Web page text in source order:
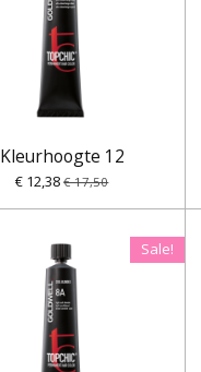
Kleurhoogte 12
€ 12,38 € 17,50
Sale!